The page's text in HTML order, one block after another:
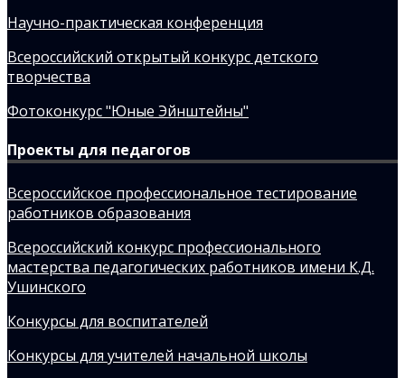
Научно-практическая конференция
Всероссийский открытый конкурс детского
творчества
Фотоконкурс "Юные Эйнштейны"
Проекты для педагогов
Всероссийское профессиональное тестирование
работников образования
Всероссийский конкурс профессионального
мастерства педагогических работников имени К.Д.
Ушинского
Конкурсы для воспитателей
Конкурсы для учителей начальной школы